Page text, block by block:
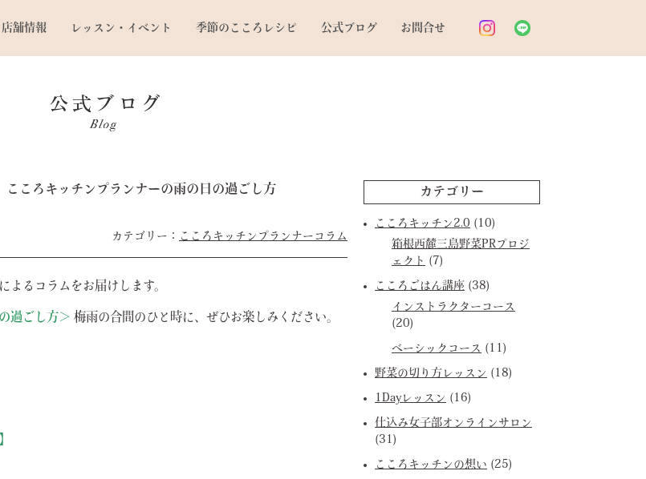
店舗情報 レッスン・イベント 季節のこころレシピ 公式ブログ お問合せ
ころキッチンプランナーの雨の日の過ごし方
こころキッチンプランナーコラム
るコラムをお届けします。
過ごし方＞ 梅雨の合間のひと時に、ぜひお楽しみください。
カテゴリー
こころキッチン2.0 (10)
箱根西麓三島野菜PRプロジ
ェクト (7)
こころごはん講座 (38)
インストラクターコース
(20)
ベーシックコース (11)
野菜の切り方レッスン (18)
1Dayレッスン (16)
仕込み女子部オンラインサロン
(31)
こころキッチンの想い (25)